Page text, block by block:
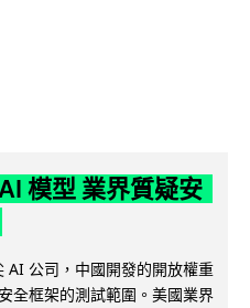
模型 業界質疑安
AI 公司，中國開發的開放權重
全框架的測試範圍。美國業界